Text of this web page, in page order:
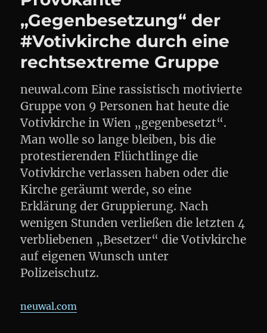
„Gegenbesetzung“ der
#Votivkirche durch eine
rechtsextreme Gruppe
neuwal.com Eine rassistisch motivierte
Gruppe von 9 Personen hat heute die
Votivkirche in Wien „gegenbesetzt“.
Man wolle so lange bleiben, bis die
protestierenden Flüchtlinge die
Votivkirche verlassen haben oder die
Kirche geräumt werde, so eine
Erklärung der Gruppierung. Nach
wenigen Stunden verließen die letzten 4
verbliebenen „Besetzer“ die Votivkirche
auf eigenen Wunsch unter
Polizeischutz.
neuwal.com